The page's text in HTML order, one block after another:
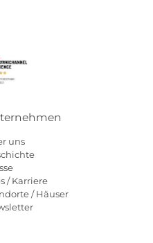
uns
/ Karriere
/ Häuser